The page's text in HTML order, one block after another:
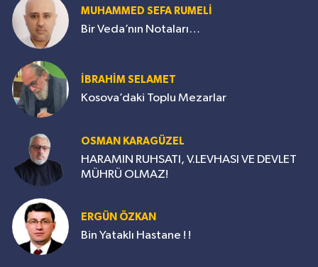
MUHAMMED SEFA RUMELİ
Bir Veda’nın Notaları…
İBRAHİM SELAMET
Kosova’daki Toplu Mezarlar
OSMAN KARAGÜZEL
HARAMIN RUHSATI, V.LEVHASI VE DEVLET
MÜHRÜ OLMAZ!
ERGÜN ÖZKAN
Bin Yataklı Hastane ! !